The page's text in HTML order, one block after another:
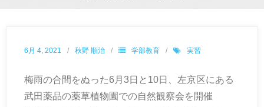
6月 4, 2021 秋野 順治 学部教育 実習
梅雨の合間をぬった6月3日と10日、左京区にある
武田薬品の薬草植物園での自然観察会を開催